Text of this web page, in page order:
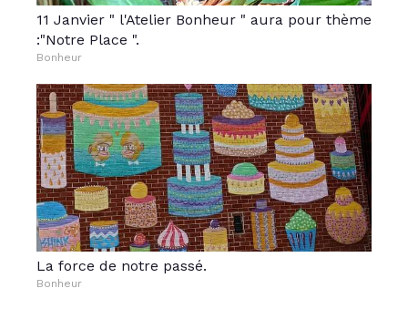
11 Janvier " l'Atelier Bonheur " aura pour thème
:"Notre Place ".
Bonheur
La force de notre passé.
Bonheur